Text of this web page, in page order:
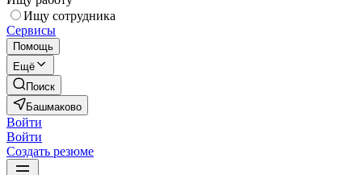
Ищу сотрудника
Сервисы
Помощь
Ещё
Поиск
Башмаково
Войти
Войти
Создать резюме